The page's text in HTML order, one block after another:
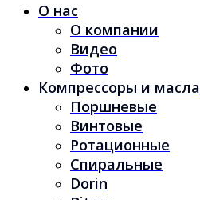
О нас
О компании
Видео
Фото
Компрессоры и масла
Поршневые
Винтовые
Ротационные
Спиральные
Dorin